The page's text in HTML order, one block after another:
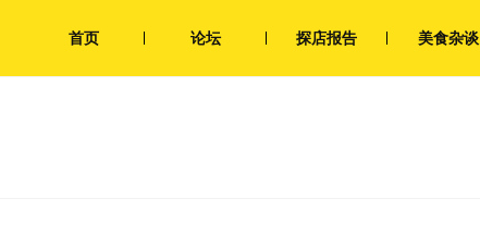
首页 论坛 探店报告 美食杂谈